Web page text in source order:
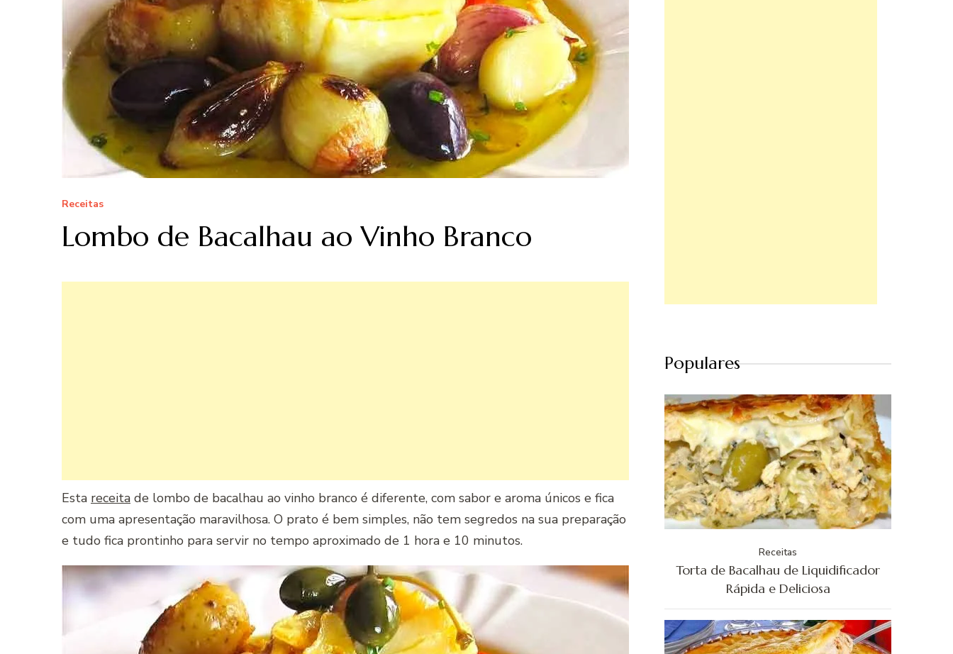
Receitas
Lombo de Bacalhau ao Vinho Branco
Esta receita de lombo de bacalhau ao vinho branco é diferente, com sabor e aroma únicos e fica
com uma apresentação maravilhosa. O prato é bem simples, não tem segredos na sua preparação
e tudo fica prontinho para servir no tempo aproximado de 1 hora e 10 minutos.
Populares
Receitas
Torta de Bacalhau de Liquidificador
Rápida e Deliciosa